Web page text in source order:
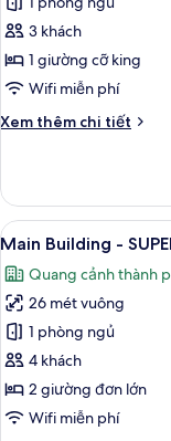
Building
-
SUPERIOR
Non
3 khách
1 giường cỡ king
Wifi miễn phí
Xem thêm chi tiết
Chi
Main
Building
-
KING,
Non
Smoking
Xem
tất
cả
ảnh
Main
Building
-
SUPERIOR
18
Main Building -
Quang cảnh thành
26 mét vuông
1 phòng ngủ
4 khách
2 giường đơn lớn
Wifi miễn phí